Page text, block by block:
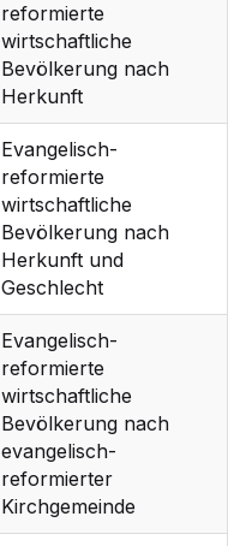
reformierte
wirtschaftliche
Bevölkerung nach
Herkunft
Evangelisch-
reformierte
wirtschaftliche
Bevölkerung nach
Herkunft und
Geschlecht
Evangelisch-
reformierte
wirtschaftliche
Bevölkerung nach
evangelisch-
reformierter
Kirchgemeinde